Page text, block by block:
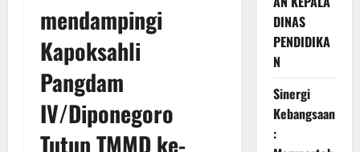
mendampingi
Kapoksahli
Pangdam
IV/Diponegoro
Tutup TMMD ke-
DINAS
PENDIDIKA
N
Sinergi
Kebangsaan
: